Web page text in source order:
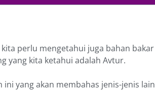
perlu mengetahui juga bahan bakar
yang kita ketahui adalah Avtur.
yang akan membahas jenis-jenis lain